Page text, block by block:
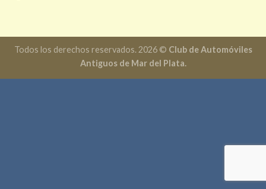
Todos los derechos reservados. 2026 © Club de Automóviles
Antiguos de Mar del Plata.